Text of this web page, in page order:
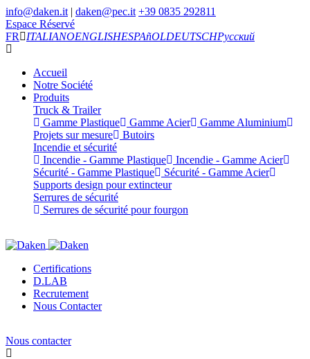
info@daken.it | daken@pec.it +39 0835 292811
Espace Réservé
FR
ITALIANOENGLISHESPAñOLDEUTSCHРусский
Accueil
Notre Société
Produits
Truck & Trailer
Gamme Plastique
Gamme Acier
Gamme Aluminium
Projets sur mesure
Butoirs
Incendie et sécurité
Incendie - Gamme Plastique
Incendie - Gamme Acier
Sécurité - Gamme Plastique
Sécurité - Gamme Acier
Supports design pour extincteur
Serrures de sécurité
Serrures de sécurité pour fourgon
Certifications
D.LAB
Recrutement
Nous Contacter
Nous contacter